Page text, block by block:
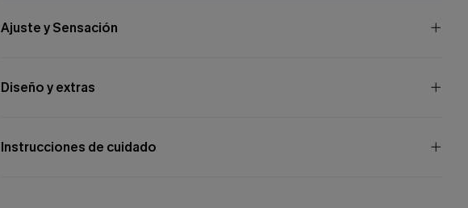
Ajuste y Sensación
Diseño y extras
Instrucciones de cuidado